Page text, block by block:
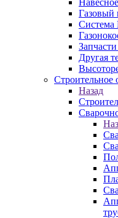
Газовый
Система
Другая
Строительное
Назад